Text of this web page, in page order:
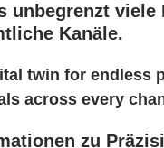
unbegrenzt viele
Kanäle.
twin for endless
across every
zu